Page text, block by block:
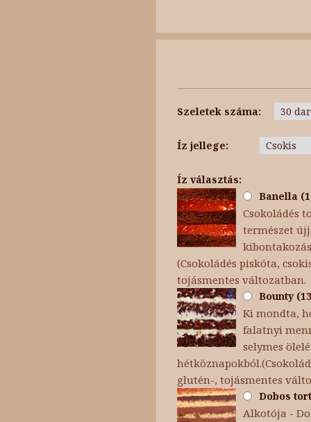
Szeletek száma:
Íz jellege:
Íz választás:
Banella
Csokoládés
természet
(Csokoládés piskóta,
tojásmentes változatban.
Bounty
Ki mondta,
falatnyi
selymes
glutén-, tojásmentes
Dobos
Alkotója -